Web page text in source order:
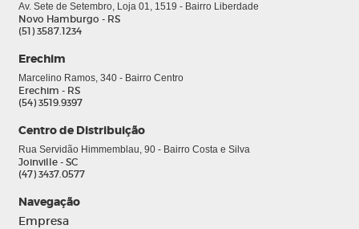
Av. Sete de Setembro, Loja 01, 1519 - Bairro Liberdade
Novo Hamburgo - RS
(51) 3587.1234
Erechim
Marcelino Ramos, 340 - Bairro Centro
Erechim - RS
(54) 3519.9397
Centro de Distribuição
Rua Servidão Himmemblau, 90 - Bairro Costa e Silva
Joinville - SC
(47) 3437.0577
Navegação
Empresa